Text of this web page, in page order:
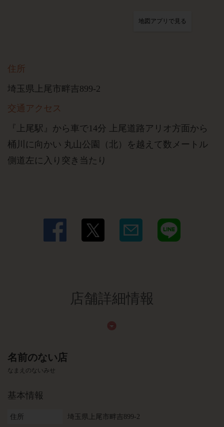
地図アプリで見る
住所
埼玉県上尾市畔吉899-2
交通アクセス
『上尾駅』から車で14分 上尾道路アリオ方面から
桶川に向かい 丸山公園（北）を越えて数メートル
側道左に入り突き当たり
店舗詳細情報
名前のない店
なまえのないみせ
基本情報
住所 埼玉県上尾市畔吉899-2